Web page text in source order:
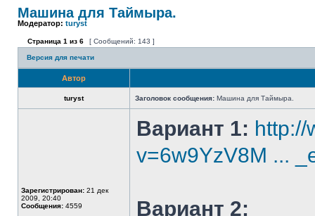
Машина для Таймыра.
Модератор: turyst
Страница 1 из 6 [ Сообщений: 143 ]
Версия для печати
Автор
turyst Заголовок сообщения: Машина для Таймыра.
Зарегистрирован: 21 дек
2009, 20:40
Сообщения: 4559
Вариант 1: http://
v=6w9YzV8M ...
Вариант 2: